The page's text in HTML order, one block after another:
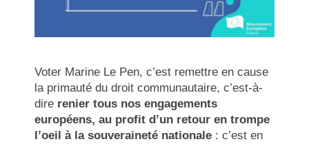
Voter Marine Le Pen, c’est remettre en cause
la primauté du droit communautaire, c’est-à-
dire renier tous nos engagements
européens, au profit d’un retour en trompe
l’oeil à la souveraineté nationale : c’est en